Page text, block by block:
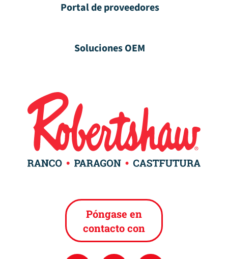
Portal de proveedores
Soluciones OEM
Póngase en
contacto con